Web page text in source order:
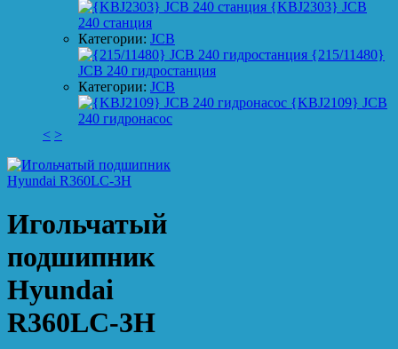
{KBJ2303} JCB
240 станция
Категории: JCB
{215/11480}
JCB 240 гидростанция
Категории: JCB
{KBJ2109} JCB
240 гидронасос
< >
Игольчатый
подшипник
Hyundai
R360LC-3H